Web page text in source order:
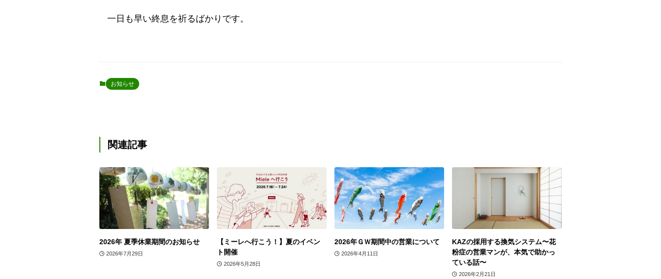
一日も早い終息を祈るばかりです。
お知らせ
関連記事
2026年 夏季休業期間のお知らせ
2026年7月29日
【ミーレへ行こう！】夏のイベン
ト開催
2026年5月28日
2026年ＧＷ期間中の営業について
2026年4月11日
KAZの採用する換気システム〜花
粉症の営業マンが、本気で助かっ
ている話〜
2026年2月21日